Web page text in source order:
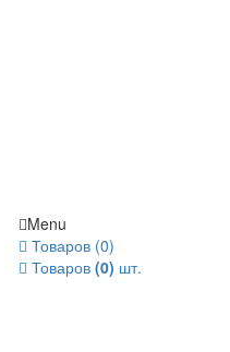
Menu
Товаров (0)
Товаров (0) шт.